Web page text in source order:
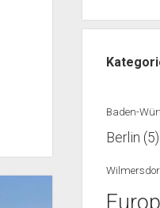
Baden-
Berlin (5)